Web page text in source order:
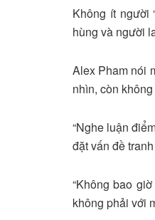
Không ít người
hùng và người
Alex Pham nói
nhìn, còn
“Nghe luận
đặt vấn đề
“Không bao
không phải với